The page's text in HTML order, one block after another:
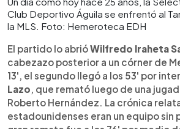
Club Deportivo Águila se enfrentó al
la MLS. Foto: Hemeroteca EDH
El partido lo abrióWilfredo Iraheta
cabezazo posterior a un córner de
13', el segundo llegó a los 53' por
Lazo, que remató luego de una
Roberto Hernández. La crónica
estadounidenses eran un equipo sin